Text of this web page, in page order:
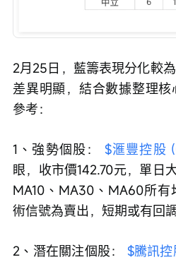
2月25日，藍籌表現分化較
差異明顯，結合數據整理
參考：
1、強勢個股： $滙豐控股
眼，收市價142.70元，單日
MA10、MA30、MA60所
術信號為賣出，短期或有回調
2、潛在關注個股： $騰訊